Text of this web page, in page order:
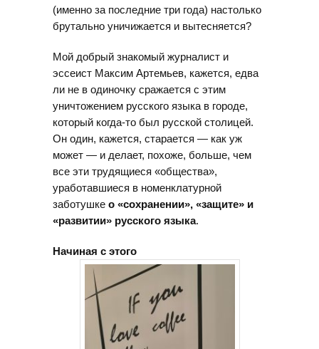
(именно за последние три года) настолько
брутально уничижается и вытесняется?
Мой добрый знакомый журналист и
эссеист Максим Артемьев, кажется, едва
ли не в одиночку сражается с этим
уничтожением русского языка в городе,
который когда-то был русской столицей.
Он один, кажется, старается — как уж
может — и делает, похоже, больше, чем
все эти трудящиеся «общества»,
уработавшиеся в номенклатурной
заботушке о «сохранении», «защите» и
«развитии» русского языка.
Начиная с этого